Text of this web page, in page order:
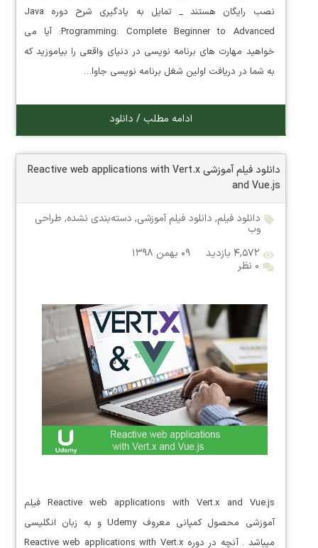
نصب رایگان هستند _ تمایل به یادگیری شرح دوره Java
Programming: Complete Beginner to Advanced: آیا می
خواهید مهارت های برنامه نویسی در دنیای واقعی را بیاموزید که
به شما در دریافت اولین شغل برنامه نویسی جاوا…
ادامه مطلب / دانلود
دانلود فیلم آموزشی Reactive web applications with Vert.x
and Vue.js
دانلود فیلم, دانلود فیلم آموزشی, دسته‌بندی نشده, طراحی
وب
۴,۵۷۲ بازدید
۰۹ بهمن ۱۳۹۸
۰ نظر
Reactive web applications with Vert.x and Vue.js فیلم
آموزشی محصول کمپانی معروف Udemy و به زبان انگلیسی
میباشد . آنچه در دوره Reactive web applications with Vert.x